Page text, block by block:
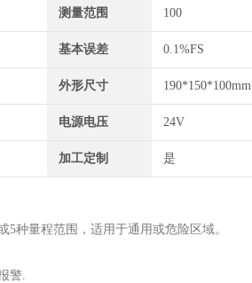
测量范围 100
基本误差 0.1%FS
外形尺寸 190*150*100mm
电源电压 24V
加工定制 是
5种量程范围，适用于通用或危险区域。
警.